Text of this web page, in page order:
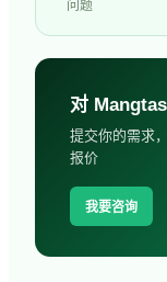
问题
对 Mangtas
提交你的需求
报价
我要咨询